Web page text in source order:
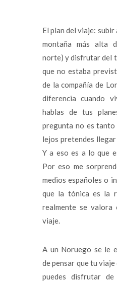
El plan del viaje:
montaña más alta
norte) y disfrutar del
que no estaba
de la compañía de
diferencia cuando
hablas de tus
pregunta no es tanto
lejos pretendes
Y a eso es a lo que
Por eso me
medios españoles o
que la tónica es la
realmente se valora
viaje.
A un Noruego se le
de pensar que tu viaje
puedes disfrutar